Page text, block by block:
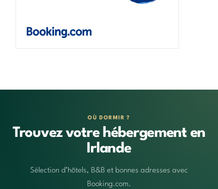
OÙ DORMIR ?
Trouvez votre hébergement en
Irlande
Sélection d’hôtels, B&B et bonnes adresses avec
Booking.com.